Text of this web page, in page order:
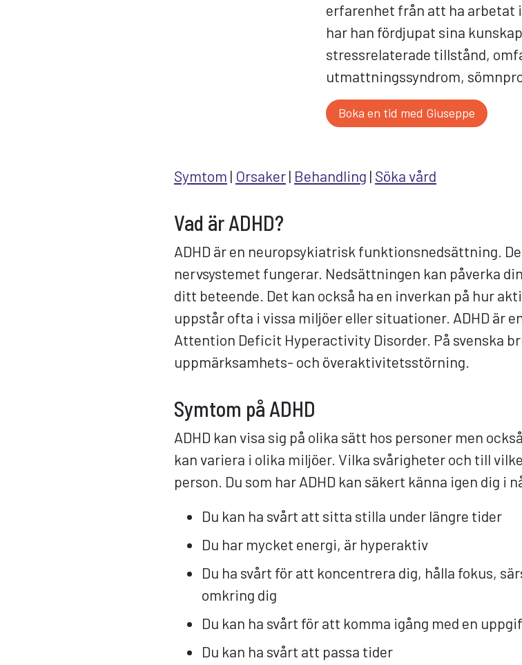
erfarenhet från att ha arbetat
har han fördjupat sina
stressrelaterade tillstånd,
utmattningssyndrom,
Boka en tid med Giuseppe
Symtom | Orsaker| Behandling | Söka vård
Vad är ADHD?
ADHD är en neuropsykiatrisk funktionsnedsättning.
nervsystemet fungerar. Nedsättningen kan påverka
ditt beteende. Det kan också ha en inverkan på hur
uppstår ofta i vissa miljöer eller situationer. ADHD är
Attention Deficit Hyperactivity Disorder. På svenska
uppmärksamhets- och överaktivitetsstörning.
Symtom på ADHD
ADHD kan visa sig på olika sätt hos personer men
kan variera i olika miljöer. Vilka svårigheter och till
person. Du som har ADHD kan säkert känna igen dig i
Du kan ha svårt att sitta stilla under längre tider
Du har mycket energi, är hyperaktiv
Du ha svårt för att koncentrera dig, hålla fokus,
omkring dig
Du kan ha svårt för att komma igång med en
Du kan ha svårt att passa tider